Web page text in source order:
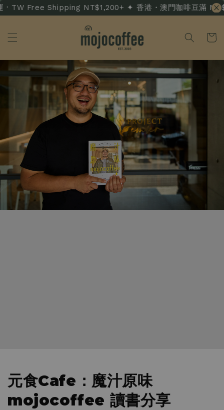
TW Free Shipping NT$1,200+ ✦ 香港・澳門咖啡豆滿
元食Cafe：魔汁原味
mojocoffee 讀書分享